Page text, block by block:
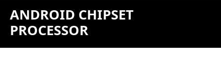
ANDROID CHIPSET
PROCESSOR